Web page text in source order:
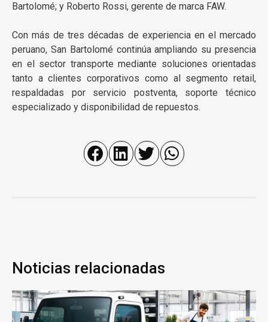
Bartolomé; y Roberto Rossi, gerente de marca FAW.
Con más de tres décadas de experiencia en el mercado
peruano, San Bartolomé continúa ampliando su presencia
en el sector transporte mediante soluciones orientadas
tanto a clientes corporativos como al segmento retail,
respaldadas por servicio postventa, soporte técnico
especializado y disponibilidad de repuestos.
Noticias relacionadas